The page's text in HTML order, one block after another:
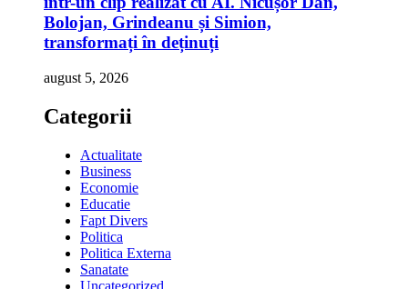
Bolojan, Grindeanu și Simion,
transformați în deținuți
august 5, 2026
Categorii
Actualitate
Business
Economie
Educatie
Fapt Divers
Politica
Politica Externa
Sanatate
Uncategorized